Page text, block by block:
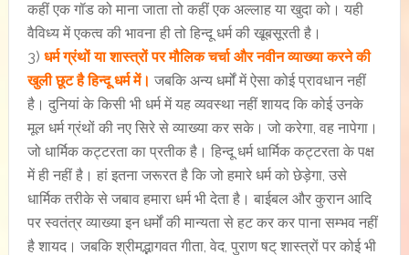
कहीं एक गॉड को माना जाता तो कहीं एक अल्लाह या खुदा को। यही
वैविध्य में एकत्व की भावना ही तो हिन्दू धर्म की खूबसूरती है।
3) धर्म ग्रंथों या शास्त्रों पर मौलिक चर्चा और नवीन व्याख्या करने की
खुली छूट है हिन्दू धर्म में। जबकि अन्य धर्मों में ऐसा कोई प्रावधान नहीं
है। दुनियां के किसी भी धर्म में यह व्यवस्था नहीं शायद कि कोई उनके
मूल धर्म ग्रंथों की नए सिरे से व्याख्या कर सके। जो करेगा, वह नापेगा।
जो धार्मिक कट्टरता का प्रतीक है। हिन्दू धर्म धार्मिक कट्टरता के पक्ष
में ही नहीं है। हां इतना जरूरत है कि जो हमारे धर्म को छेड़ेगा, उसे
धार्मिक तरीके से जबाव हमारा धर्म भी देता है। बाईबल और कुरान आदि
पर स्वतंत्र व्याख्या इन धर्मों की मान्यता से हट कर कर पाना सम्भव नहीं
है शायद। जबकि श्रीमद्भागवत गीता, वेद, पुराण षट् शास्त्रों पर कोई भी